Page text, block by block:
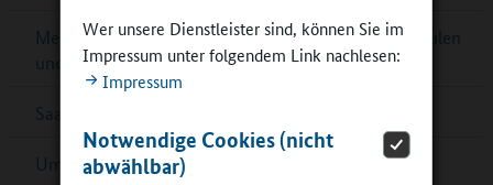
Wer unsere Dienstleister sind, können Sie im
Impressum unter folgendem Link nachlesen:
Impressum
Notwendige Cookies (nicht
abwählbar)
Mecklenburg-Vorpommern: Kontaktbörsen für Schulen
und Partner
Saarländischer Ernährungspreis – jetzt bewerben!
Umfrage zur Schulverpflegung in Cottbus